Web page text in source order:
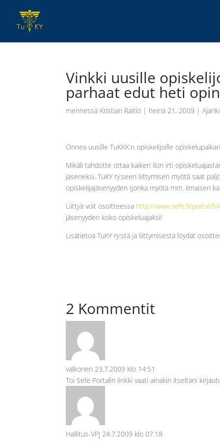
Vinkki uusille
parhaat edut heti
mennessä Kristian Raitio | heinä 21, 2009 |
Onnea uusille TuKKK:n opiskelijoille
Mikäli tahdotte ottaa kaiken ilon irti
jäseneksi. TuKY ry:seen liittymisen myötä saat
opiskelijajäsenyyden (jonka myötä mm. ilmaisen
Liittyä voit osoitteessa http://www.sefe.fi/portal/fi/
jäsenyyden koko opiskeluajaksi!
Lisätietoa TuKY ry:stä ja liittymisestä löydät
2 Kommentit
valkonen 23.7.2009 klo 14:51
Toi Sefe Portalin linkki vaati ainakin itseltäni
Hallitus-VPJ 24.7.2009 klo 07:18